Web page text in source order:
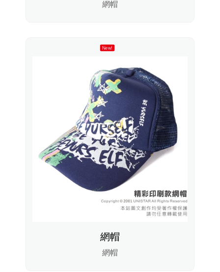
網帽
New!
網帽
網帽